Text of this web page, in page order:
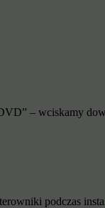
– wciskamy
podczas